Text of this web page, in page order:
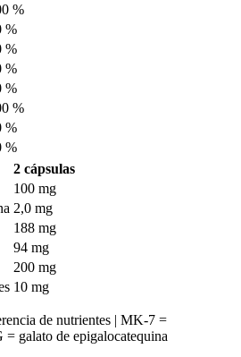
%
%
%
%
%
%
%
%
2 cápsulas
100 mg
2,0 mg
188 mg
94 mg
200 mg
10 mg
de nutrientes | MK-7 =
galato de epigalocatequina